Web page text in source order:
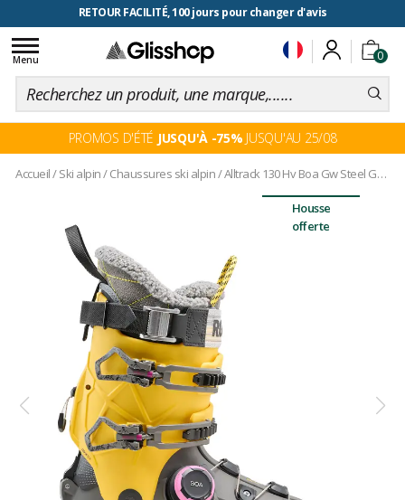
RETOUR FACILITÉ, 100 jours pour changer d'avis
0
Toggle
navigation
Menu
PROMOS D'ÉTÉ JUSQU'À -75% JUSQU'AU 25/08
Accueil/Ski alpin/Chaussures ski alpin/Alltrack 130 Hv Boa Gw Steel Grey Yellow
Housse
offerte